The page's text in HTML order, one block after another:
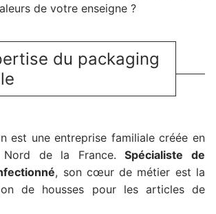
de votre enseigne ?
du packaging
est une entreprise familiale créée en
Nord de la France.Spécialiste de
, son cœur de métier est la
de housses pour les articles de